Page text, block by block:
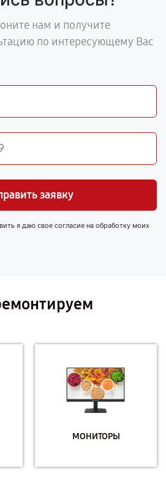
нам и получите
по интересующему Вас
заявку
я даю свое согласие на обработку моих
МОНИТОРЫ